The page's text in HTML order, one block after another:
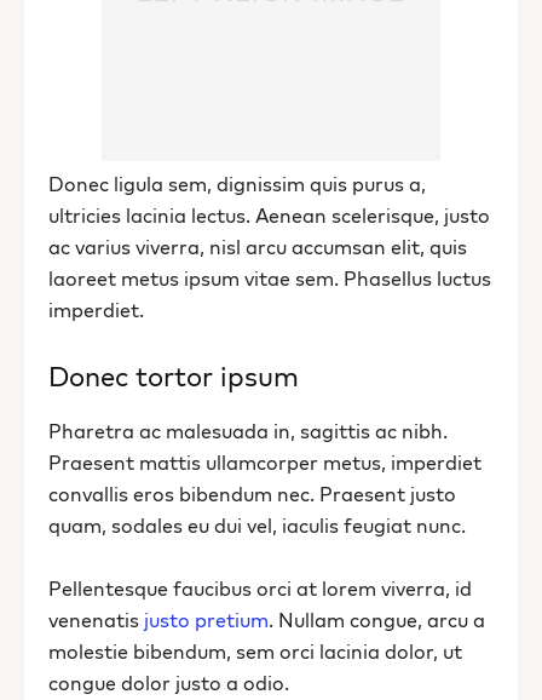
Donec ligula sem, dignissim quis purus a,
ultricies lacinia lectus. Aenean scelerisque, justo
ac varius viverra, nisl arcu accumsan elit, quis
laoreet metus ipsum vitae sem. Phasellus luctus
imperdiet.
Donec tortor ipsum
Pharetra ac malesuada in, sagittis ac nibh.
Praesent mattis ullamcorper metus, imperdiet
convallis eros bibendum nec. Praesent justo
quam, sodales eu dui vel, iaculis feugiat nunc.
Pellentesque faucibus orci at lorem viverra, id
venenatis justo pretium. Nullam congue, arcu a
molestie bibendum, sem orci lacinia dolor, ut
congue dolor justo a odio.